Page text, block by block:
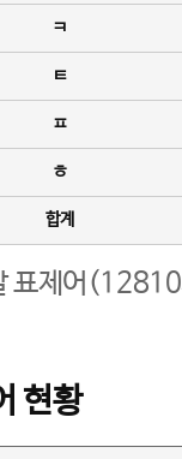
ㅋ
ㅌ
ㅍ
ㅎ
합계
표제어(12810
현황